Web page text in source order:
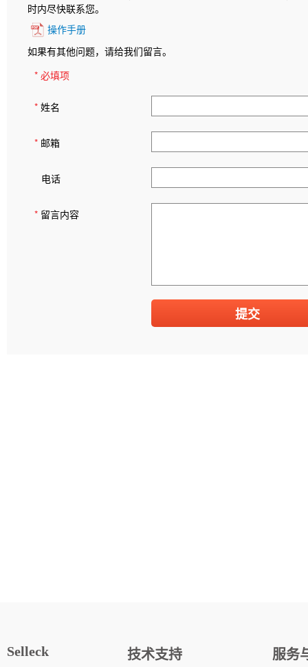
时内尽快联系您。
操作手册
如果有其他问题，请给我们留言。
* 必填项
* 姓名
* 邮箱
电话
* 留言内容
Selleck 技术支持 服务